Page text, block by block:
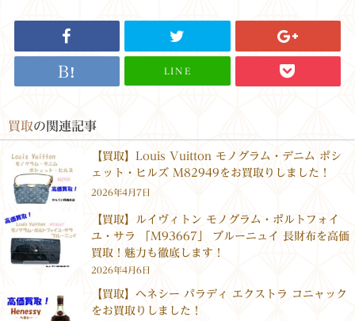
LINE
買取の関連記事
【買取】Louis Vuitton モノグラム・デニム ポシ
ェット・ヒルズ M82949をお買取りしました！
2026年4月7日
【買取】ルイヴィトン モノグラム・ポルトフォイ
ユ・サラ 「M93667」 ブルーニュイ 長財布を高価
買取！魅力も徹底します！
2026年4月6日
【買取】ヘネシー パラディ エクストラ コニャック
をお買取りしました！